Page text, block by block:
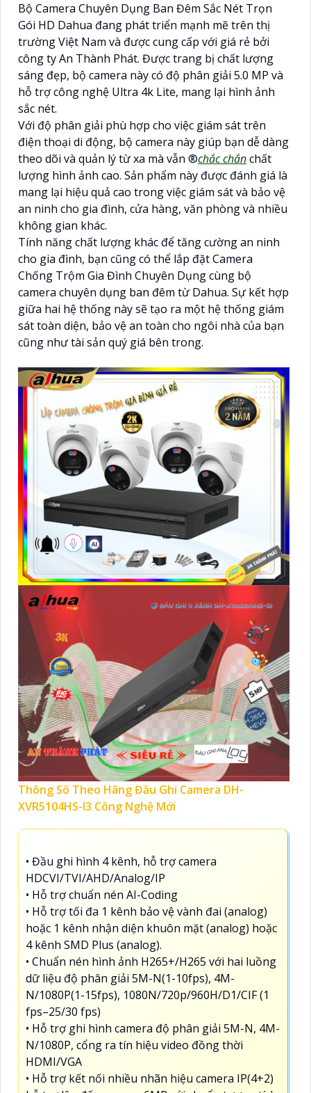
Bộ Camera Chuyên Dụng Ban Đêm Sắc Nét Trọn
Gói HD Dahua đang phát triển mạnh mẽ trên thị
trường Việt Nam và được cung cấp với giá rẻ bởi
công ty An Thành Phát. Được trang bị chất lượng
sáng đẹp, bộ camera này có độ phân giải 5.0 MP và
hỗ trợ công nghệ Ultra 4k Lite, mang lại hình ảnh
sắc nét.
Với độ phân giải phù hợp cho việc giám sát trên
điện thoại di động, bộ camera này giúp bạn dễ dàng
theo dõi và quản lý từ xa mà vẫn ®️chắc chắnchất
lượng hình ảnh cao. Sản phẩm này được đánh giá là
mang lại hiệu quả cao trong việc giám sát và bảo vệ
an ninh cho gia đình, cửa hàng, văn phòng và nhiều
không gian khác.
Tính năng chất lượng khác để tăng cường an ninh
cho gia đình, bạn cũng có thể lắp đặt Camera
Chống Trộm Gia Đình Chuyên Dụng cùng bộ
camera chuyên dụng ban đêm từ Dahua. Sự kết hợp
giữa hai hệ thống này sẽ tạo ra một hệ thống giám
sát toàn diện, bảo vệ an toàn cho ngôi nhà của bạn
cũng như tài sản quý giá bên trong.
Thông Số Theo Hãng Đầu Ghi Camera DH-
XVR5104HS-I3 Công Nghệ Mới
• Đầu ghi hình 4 kênh, hỗ trợ camera
HDCVI/TVI/AHD/Analog/IP
• Hỗ trợ chuẩn nén AI-Coding
• Hỗ trợ tối đa 1 kênh bảo vệ vành đai (analog)
hoặc 1 kênh nhận diện khuôn mặt (analog) hoặc
4 kênh SMD Plus (analog).
• Chuẩn nén hình ảnh H265+/H265 với hai luồng
dữ liệu độ phân giải 5M-N(1-10fps), 4M-
N/1080P(1-15fps), 1080N/720p/960H/D1/CIF (1
fps–25/30 fps)
• Hỗ trợ ghi hình camera độ phân giải 5M-N, 4M-
N/1080P, cổng ra tín hiệu video đồng thời
HDMI/VGA
• Hỗ trợ kết nối nhiều nhãn hiệu camera IP(4+2)